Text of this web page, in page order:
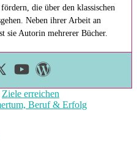
die über den klassischen
Neben ihrer Arbeit an
sie Autorin mehrerer Bücher.
Ziele erreichen
Beruf & Erfolg